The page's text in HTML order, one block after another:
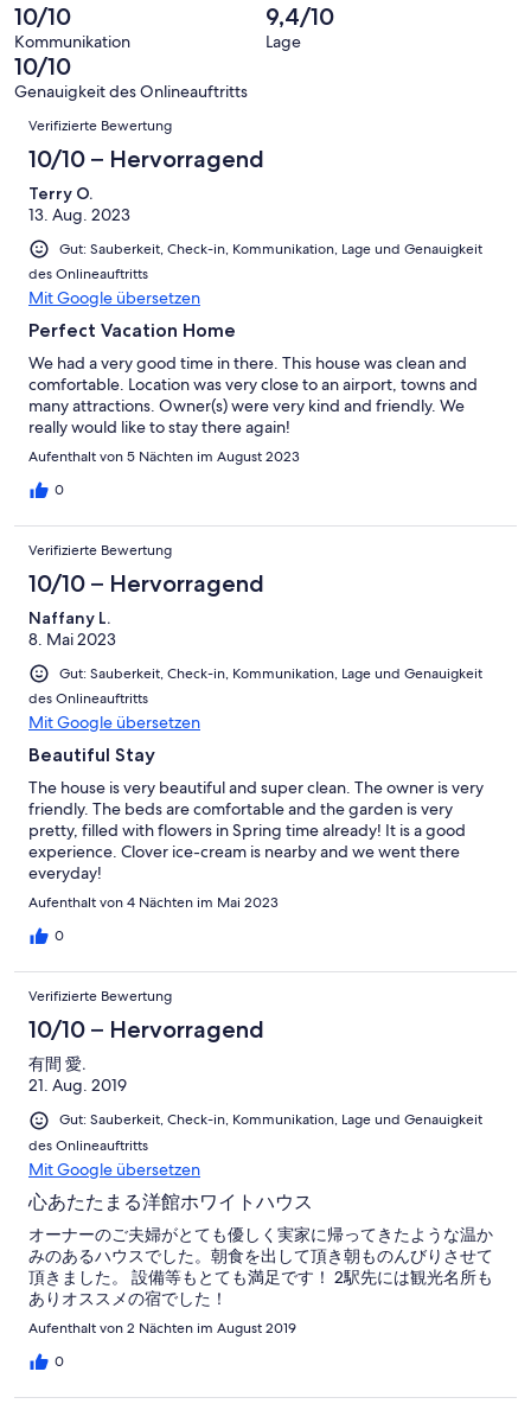
Hervorragend
8
-
Gut
Bewertung
von
6
-
Okay
eine
Bewertung
von
4
Schlecht
Gästebewertungen
haben
eine
Bewertung
Ungenügend
10/10
Kommunikation
9,4/10
Lage
10/10
Genauigkeit des Onlineauftritts
Bewertungen
Verifizierte Bewertung
10/10 – Hervorragend
Terry O.
13. Aug. 2023
Gut: Sauberkeit, Check-in, Kommunikation, Lage und Genauigkeit
des Onlineauftritts
Mit Google übersetzen
Perfect Vacation Home
We had a very good time in there. This house was clean and
comfortable. Location was very close to an airport, towns and
many attractions. Owner(s) were very kind and friendly. We
really would like to stay there again!
Aufenthalt von 5 Nächten im August 2023
0
Verifizierte Bewertung
10/10 – Hervorragend
Naffany L.
8. Mai 2023
Gut: Sauberkeit, Check-in, Kommunikation, Lage und Genauigkeit
des Onlineauftritts
Mit Google übersetzen
Beautiful Stay
The house is very beautiful and super clean. The owner is very
friendly. The beds are comfortable and the garden is very
pretty, filled with flowers in Spring time already! It is a good
experience. Clover ice-cream is nearby and we went there
everyday!
Aufenthalt von 4 Nächten im Mai 2023
0
Verifizierte Bewertung
10/10 – Hervorragend
有間 愛.
21. Aug. 2019
Gut: Sauberkeit, Check-in, Kommunikation, Lage und Genauigkeit
des Onlineauftritts
Mit Google übersetzen
心あたたまる洋館ホワイトハウス
オーナーのご夫婦がとても優しく実家に帰ってきたような温か
みのあるハウスでした。朝食を出して頂き朝ものんびりさせて
頂きました。 設備等もとても満足です！ 2駅先には観光名所も
ありオススメの宿でした！
Aufenthalt von 2 Nächten im August 2019
0